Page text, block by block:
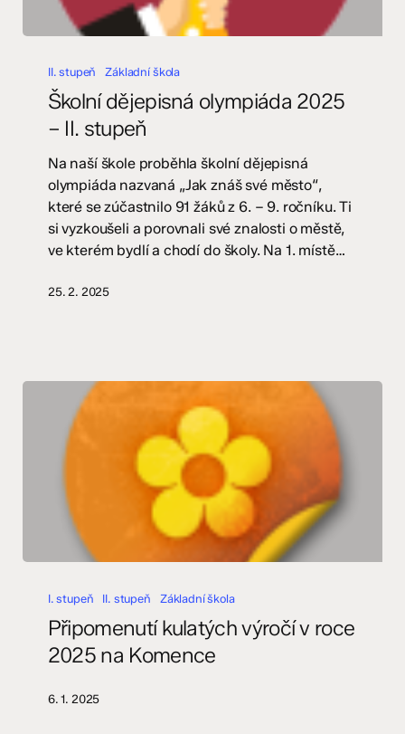
dějepisná
olympiáda
2025
stupeň
II. stupeň Základní škola
Školní dějepisná olympiáda 2025
– II. stupeň
Na naší škole proběhla školní dějepisná
olympiáda nazvaná „Jak znáš své město“,
které se zúčastnilo 91 žáků z 6. – 9. ročníku. Ti
si vyzkoušeli a porovnali své znalosti o městě,
ve kterém bydlí a chodí do školy. Na 1. místě…
25. 2. 2025
kulatých
roce
I. stupeň II. stupeň Základní škola
Připomenutí kulatých výročí v roce
2025 na Komence
6. 1. 2025